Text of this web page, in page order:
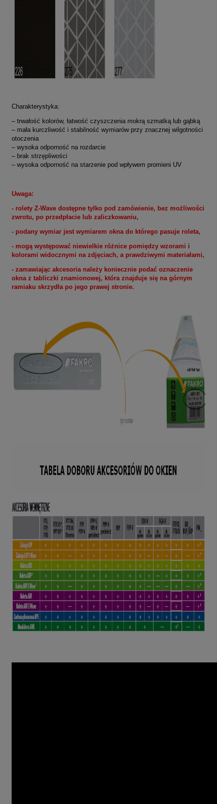
Charakterystyka:
– trwałość kolorów, łatwość czyszczenia mokrą szmatką lub gąbką
– mała kurczliwość i stabilność wymiarów przy znacznej wilgotności
otoczenia
– wysoka odporność na rozdarcie
– brak strzępliwości
– wysoka odporność na starzenie pod wpływem promieni UV
Uwaga:
- rolety Z-Wave dostępne tylko pod zamówienie, bez możliwości
zwrotu, po przedpłacie lub zaliczkowaniu,
- podany wymiar jest wymiarem okna do którego pasuje roleta,
- mogą występować niewielkie różnice pomiędzy wzorami i
kolorami widocznymi na zdjęciach, a prawdziwymi materiałami,
- zamawiając akcesoria należy koniecznie podać oznaczenie
okna z tabliczki znamionowej, która znajduje się na górnym
ramiaku skrzydła po jego prawej stronie.